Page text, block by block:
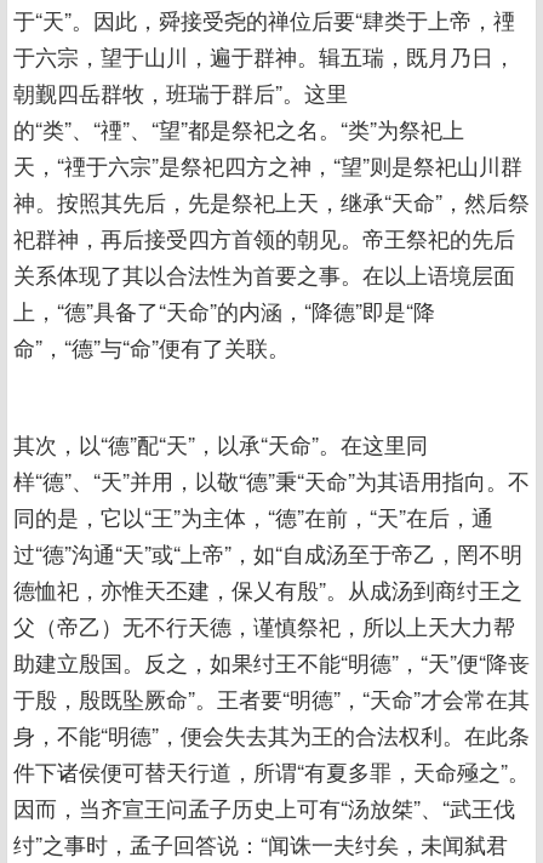
于“天”。因此，舜接受尧的禅位后要“肆类于上帝，禋
于六宗，望于山川，遍于群神。辑五瑞，既月乃日，
朝觐四岳群牧，班瑞于群后”。这里
的“类”、“禋”、“望”都是祭祀之名。“类”为祭祀上
天，“禋于六宗”是祭祀四方之神，“望”则是祭祀山川群
神。按照其先后，先是祭祀上天，继承“天命”，然后祭
祀群神，再后接受四方首领的朝见。帝王祭祀的先后
关系体现了其以合法性为首要之事。在以上语境层面
上，“德”具备了“天命”的内涵，“降德”即是“降
命”，“德”与“命”便有了关联。
其次，以“德”配“天”，以承“天命”。在这里同
样“德”、“天”并用，以敬“德”秉“天命”为其语用指向。不
同的是，它以“王”为主体，“德”在前，“天”在后，通
过“德”沟通“天”或“上帝”，如“自成汤至于帝乙，罔不明
德恤祀，亦惟天丕建，保乂有殷”。从成汤到商纣王之
父（帝乙）无不行天德，谨慎祭祀，所以上天大力帮
助建立殷国。反之，如果纣王不能“明德”，“天”便“降丧
于殷，殷既坠厥命”。王者要“明德”，“天命”才会常在其
身，不能“明德”，便会失去其为王的合法权利。在此条
件下诸侯便可替天行道，所谓“有夏多罪，天命殛之”。
因而，当齐宣王问孟子历史上可有“汤放桀”、“武王伐
纣”之事时，孟子回答说：“闻诛一夫纣矣，未闻弑君